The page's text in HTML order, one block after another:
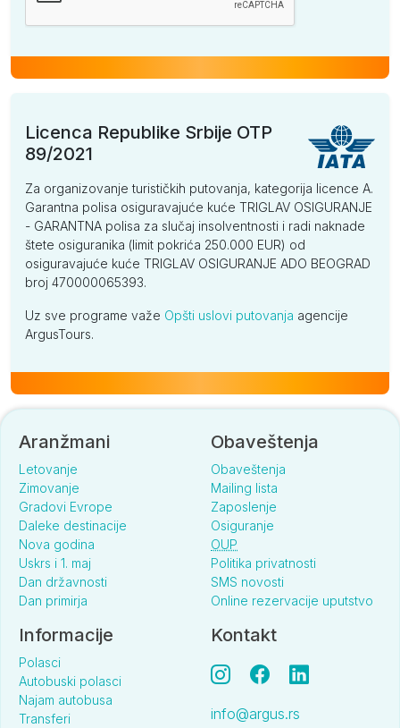
Licenca Republike Srbije OTP
89/2021
Za organizovanje turističkih putovanja, kategorija licence A.
Garantna polisa osiguravajuće kuće TRIGLAV OSIGURANJE
- GARANTNA polisa za slučaj insolventnosti i radi naknade
štete osiguranika (limit pokrića 250.000 EUR) od
osiguravajuće kuće TRIGLAV OSIGURANJE ADO BEOGRAD
broj 470000065393.
Uz sve programe važe Opšti uslovi putovanja agencije
ArgusTours.
Aranžmani
Letovanje
Zimovanje
Gradovi Evrope
Daleke destinacije
Nova godina
Uskrs i 1. maj
Dan državnosti
Dan primirja
Obaveštenja
Obaveštenja
Mailing lista
Zaposlenje
Osiguranje
OUP
Politika privatnosti
SMS novosti
Online rezervacije uputstvo
Informacije
Polasci
Autobuski polasci
Najam autobusa
Transferi
Kontakt
info@argus.rs